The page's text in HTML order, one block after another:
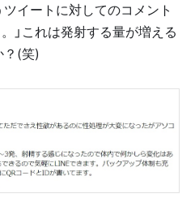
イートに対してのコメント
」これは発射する量が増える
？(笑)